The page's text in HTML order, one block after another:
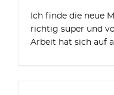
Ich finde die neue
richtig super und
Arbeit hat sich auf